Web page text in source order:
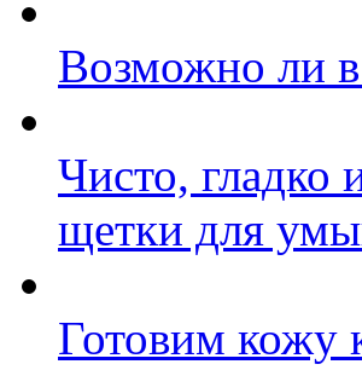
Возможно ли в
Чисто, гладко
щетки для
Готовим кожу